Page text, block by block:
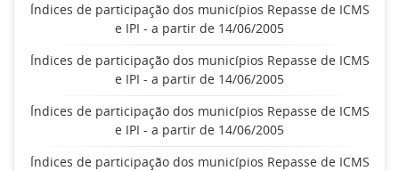
Índices de participação dos municípios Repasse de ICMS
e IPI - a partir de 14/06/2005
Índices de participação dos municípios Repasse de ICMS
e IPI - a partir de 14/06/2005
Índices de participação dos municípios Repasse de ICMS
e IPI - a partir de 14/06/2005
Índices de participação dos municípios Repasse de ICMS